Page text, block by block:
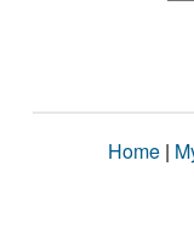
Home |